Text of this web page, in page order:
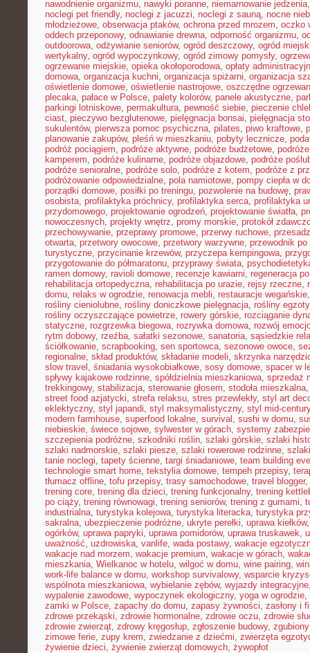
nawodnienie organizmu, nawyki poranne, niemarnowanie jedzenia
noclegi pet friendly, noclegi z jacuzzi, noclegi z sauną, nocne
młodzieżowe, obserwacja ptaków, ochrona przed mrozem, oczko
oddech przeponowy, odnawianie drewna, odporność organizmu,
outdoorowa, odżywianie seniorów, ogród deszczowy, ogród
wertykalny, ogród wypoczynkowy, ogród zimowy pomysły,
ogrzewanie miejskie, opieka okołoporodowa, opłaty
domowa, organizacja kuchni, organizacja spiżarni, organizacja
oświetlenie domowe, oświetlenie nastrojowe, oszczędne
plecaka, pałace w Polsce, palety kolorów, panele akustyczne,
parkingi lotniskowe, permakultura, pewność siebie, pieczenie
ciast, pieczywo bezglutenowe, pielęgnacja bonsai, pielęgnacja
sukulentów, pierwsza pomoc psychiczna, pilates, piwo kraftowe,
planowanie zakupów, pleśń w mieszkaniu, pobyty lecznicze,
podróż pociągiem, podróże aktywne, podróże budżetowe,
kamperem, podróże kulinarne, podróże objazdowe, podróże
podróże senioralne, podróże solo, podróże z kotem, podróże z
podróżowanie odpowiedzialne, pola namiotowe, pompy ciepła w
porządki domowe, posiłki po treningu, pozwolenie na budowę,
osobista, profilaktyka próchnicy, profilaktyka serca, profilaktyka
przydomowego, projektowanie ogrodzeń, projektowanie światła,
nowoczesnych, projekty wnętrz, promy morskie, protokół
przechowywanie, przeprawy promowe, przerwy ruchowe,
otwarta, przetwory owocowe, przetwory warzywne, przewodnik
turystyczne, przycinanie krzewów, przyczepa kempingowa,
przygotowanie do półmaratonu, przyprawy świata,
ramen domowy, ravioli domowe, recenzje kawiarni, regeneracja
rehabilitacja ortopedyczna, rehabilitacja po urazie, rejsy rzeczne,
domu, relaks w ogrodzie, renowacja mebli, restauracje wegańskie
rośliny cieniolubne, rośliny doniczkowe pielęgnacja, rośliny
rośliny oczyszczające powietrze, rowery górskie, rozciąganie
statyczne, rozgrzewka biegowa, rozrywka domowa, rozwój
rytm dobowy, rzeźba, sałatki sezonowe, sanatoria, sąsiedzkie
ściółkowanie, scrapbooking, sen sportowca, sezonowe owoce,
regionalne, skład produktów, składanie modeli, skrzynka
slow travel , śniadania wysokobiałkowe, sosy domowe, spacer w
spływy kajakowe rodzinne, spółdzielnia mieszkaniowa, sprzedaż
trekkingowy, stabilizacja, sterowanie głosem, stodoła mieszkalna
street food azjatycki, strefa relaksu, stres przewlekły, styl art
eklektyczny, styl japandi, styl maksymalistyczny, styl mid-century
modern farmhouse, superfood lokalne, survival , sushi w domu,
niebieskie, świece sojowe, sylwester w górach, systemy
szczepienia podróżne, szkodniki roślin, szlaki górskie, szlaki
szlaki nadmorskie, szlaki piesze, szlaki rowerowe rodzinne,
tanie noclegi, tapety ścienne, targi śniadaniowe, team building
technologie smart home, tekstylia domowe, tempeh przepisy,
tłumacz offline, tofu przepisy, trasy samochodowe, travel blogger,
trening core, trening dla dzieci, trening funkcjonalny, trening
po ciąży, trening równowagi, trening seniorów, trening z gumami,
industrialna, turystyka kolejowa, turystyka literacka, turystyka
sakralna, ubezpieczenie podróżne, ukryte perełki, uprawa kiełków
ogórków, uprawa papryki, uprawa pomidorów, uprawa truskawek,
uważność, uzdrowiska, vanlife, wada postawy, wakacje
wakacje nad morzem, wakacje premium, wakacje w górach,
mieszkania, Wielkanoc w hotelu, wilgoć w domu, wine pairing,
work-life balance w domu, workshop survivalowy, wsparcie
wspólnota mieszkaniowa, wybielanie zębów, wyjazdy integracyjne
wypalenie zawodowe, wypoczynek ekologiczny, yoga w ogrodzie,
zamki w Polsce, zapachy do domu, zapasy żywności, zasłony i
zdrowe przekąski, zdrowie hormonalne, zdrowie oczu, zdrowie
zdrowie zwierząt, zdrowy kręgosłup, zgłoszenie budowy,
zimowe ferie, zupy krem, zwiedzanie z dziećmi, zwierzęta
żywienie dzieci, żywienie zwierząt domowych, żywopłot